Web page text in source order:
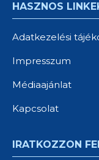
HASZNOS
Adatkezelési
Impresszum
Médiaajánlat
Kapcsolat
IRATKOZZON